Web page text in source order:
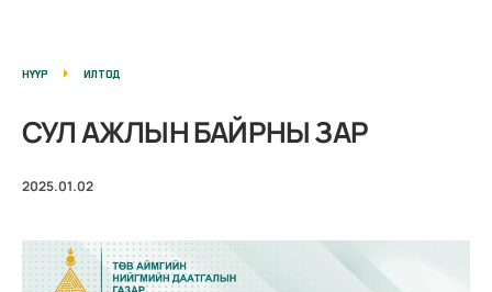
НҮҮР ИЛТОД
СУЛ АЖЛЫН БАЙРНЫ ЗАР
2025.01.02